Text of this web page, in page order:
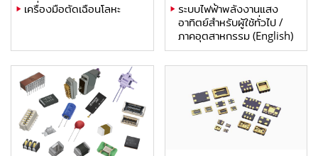
เครื่องมือตัดเฉือนโลหะ
ระบบไฟฟ้าพลังงานแสง
อาทิตย์สำหรับผู้ใช้ทั่วไป /
ภาคอุตสาหกรรม (English)